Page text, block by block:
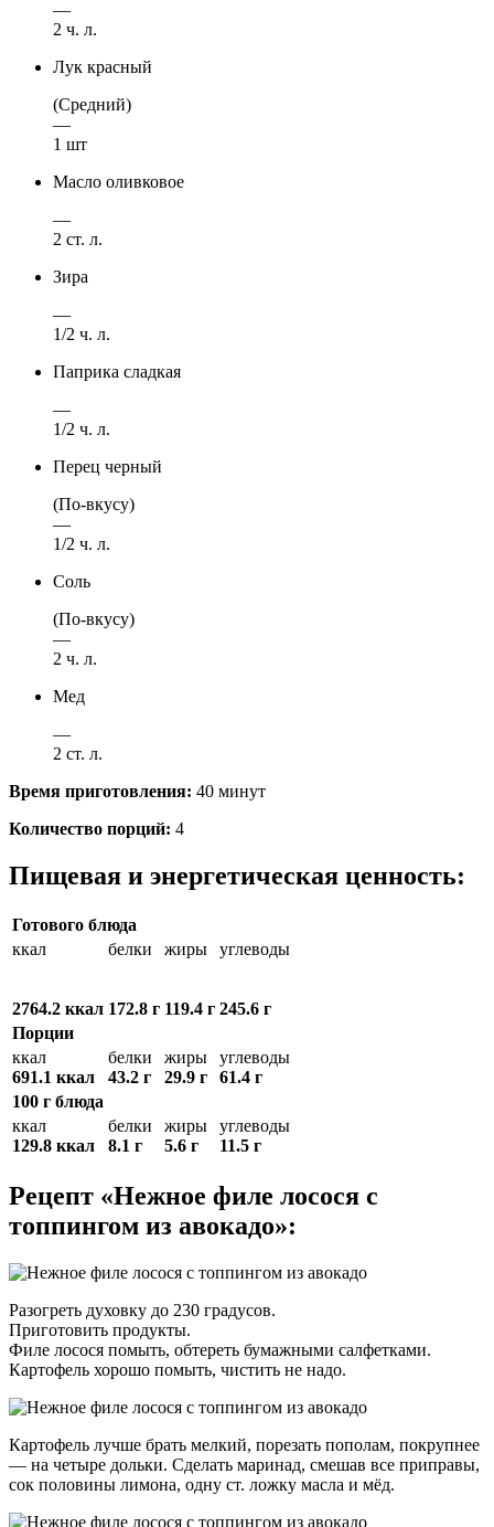
—
2 ч. л.
Лук красный
(Средний)
—
1 шт
Масло оливковое
—
2 ст. л.
Зира
—
1/2 ч. л.
Паприка сладкая
—
1/2 ч. л.
Перец черный
(По-вкусу)
—
1/2 ч. л.
Соль
(По-вкусу)
—
2 ч. л.
Мед
—
2 ст. л.
Время приготовления: 40 минут
Количество порций: 4
Пищевая и энергетическая ценность:
Готового блюда
ккал
2764.2 ккал
белки
172.8 г
жиры
119.4 г
углеводы
245.6 г
Порции
ккал
691.1 ккал
белки
43.2 г
жиры
29.9 г
углеводы
61.4 г
100 г блюда
ккал
129.8 ккал
белки
8.1 г
жиры
5.6 г
углеводы
11.5 г
Рецепт «Нежное филе лосося с
топпингом из авокадо»:
Разогреть духовку до 230 градусов.
Приготовить продукты.
Филе лосося помыть, обтереть бумажными салфетками.
Картофель хорошо помыть, чистить не надо.
Картофель лучше брать мелкий, порезать пополам, покрупнее
— на четыре дольки. Сделать маринад, смешав все приправы,
сок половины лимона, одну ст. ложку масла и мёд.